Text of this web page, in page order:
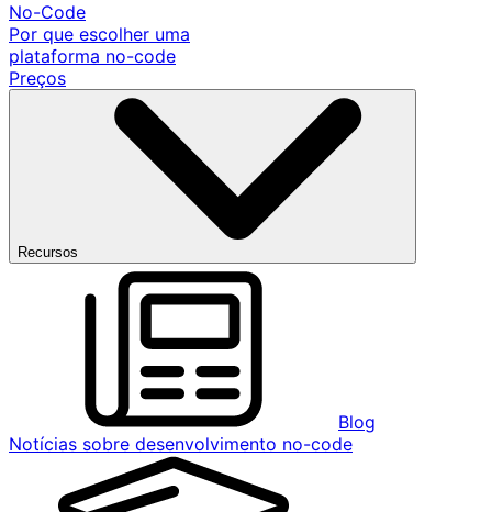
No-Code
Por que escolher uma
plataforma no-code
Preços
Recursos
Blog
Notícias sobre desenvolvimento no-code